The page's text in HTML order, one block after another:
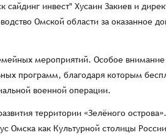
инвест" Хусаин Закиев и
Омской области за оказанное
мероприятий. Особое внимание
программ, благодаря которым
военной операции.
территории «Зелёного
Омска как Культурной столицы